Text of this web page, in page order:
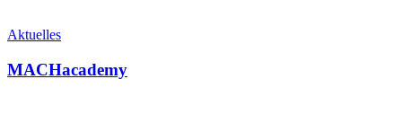
Aktuelles
MACHacademy